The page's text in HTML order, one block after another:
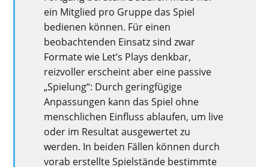
ein Mitglied pro Gruppe das Spiel
bedienen können. Für einen
beobachtenden Einsatz sind zwar
Formate wie Let’s Plays denkbar,
reizvoller erscheint aber eine passive
„Spielung“: Durch geringfügige
Anpassungen kann das Spiel ohne
menschlichen Einfluss ablaufen, um live
oder im Resultat ausgewertet zu
werden. In beiden Fällen können durch
vorab erstellte Spielstände bestimmte